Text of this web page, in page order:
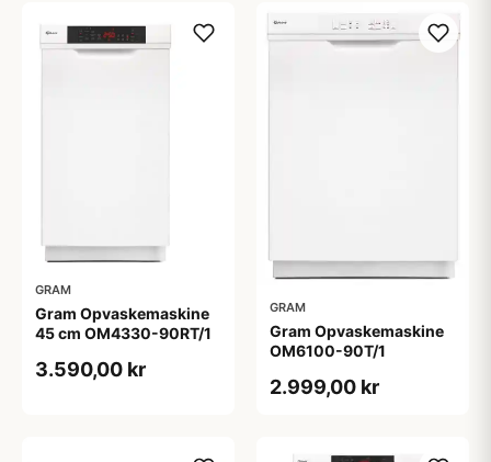
GRAM
Gram Opvaskemaskine
45 cm OM4330-90RT/1
3.590,00 kr
GRAM
Gram Opvaskemaskine
OM6100-90T/1
2.999,00 kr